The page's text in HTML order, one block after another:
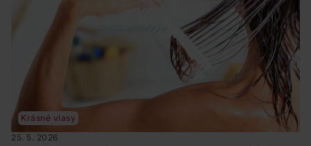
Krásné vlasy
25. 5. 2026